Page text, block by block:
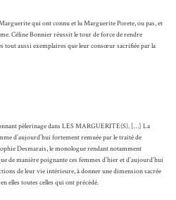
qui ont connu et lu Marguerite Porete, ou pas, et
Céline Bonnier réussit le tour de force de rendre
tout aussi exemplaires que leur consœur sacrifiée par la
pèlerinage dans LES MARGUERITE(S). […] La
d’aujourd’hui fortement remuée par le traité de
Desmarais, le monologue rendant notamment
de manière poignante ces femmes d’hier et d’aujourd’hui
de leur vie intérieure, à donner une dimension sacrée
elles toutes celles qui ont précédé.